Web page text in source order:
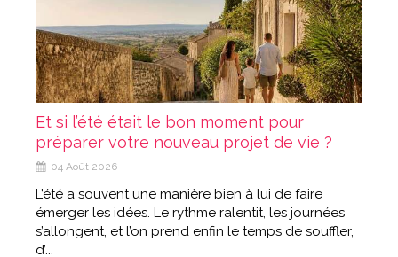
Et si l’été était le bon moment pour
préparer votre nouveau projet de vie ?
04 Août 2026
L’été a souvent une manière bien à lui de faire
émerger les idées. Le rythme ralentit, les journées
s’allongent, et l’on prend enfin le temps de souffler,
d’...